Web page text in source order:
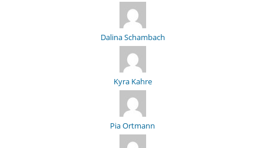
Dalina Schambach
Kyra Kahre
Pia Ortmann